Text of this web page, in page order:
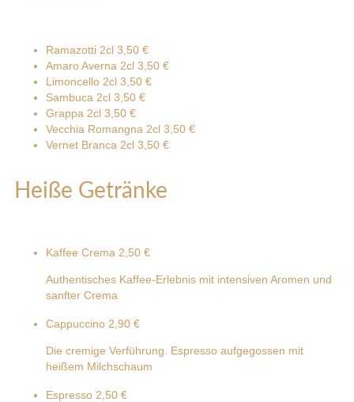
Ramazotti 2cl 3,50 €
Amaro Averna 2cl 3,50 €
Limoncello 2cl 3,50 €
Sambuca 2cl 3,50 €
Grappa 2cl 3,50 €
Vecchia Romangna 2cl 3,50 €
Vernet Branca 2cl 3,50 €
Heiße Getränke
Kaffee Crema 2,50 €
Authentisches Kaffee-Erlebnis mit intensiven Aromen und
sanfter Crema
Cappuccino 2,90 €
Die cremige Verführung. Espresso aufgegossen mit
heißem Milchschaum
Espresso 2,50 €